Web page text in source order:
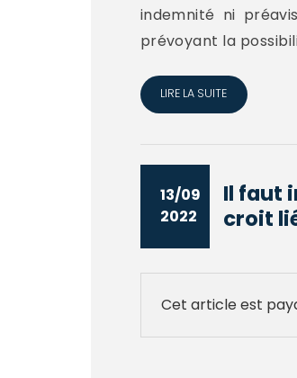
indemnité ni
prévoyant la
LIRE LA SUITE
13/09
2022
Il faut
croit
Cet article est